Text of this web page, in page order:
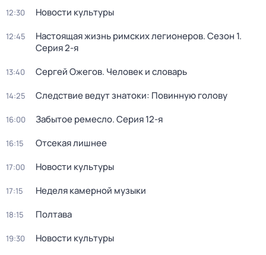
12:30 Новости культуры
12:45 Настоящая жизнь римских легионеров. Сезон 1.
Серия 2-я
13:40 Сергей Ожегов. Человек и словарь
14:25 Следствие ведут знатоки: Повинную голову
16:00 Забытое ремесло. Серия 12-я
16:15 Отсекая лишнее
17:00 Новости культуры
17:15 Неделя камерной музыки
18:15 Полтава
19:30 Новости культуры